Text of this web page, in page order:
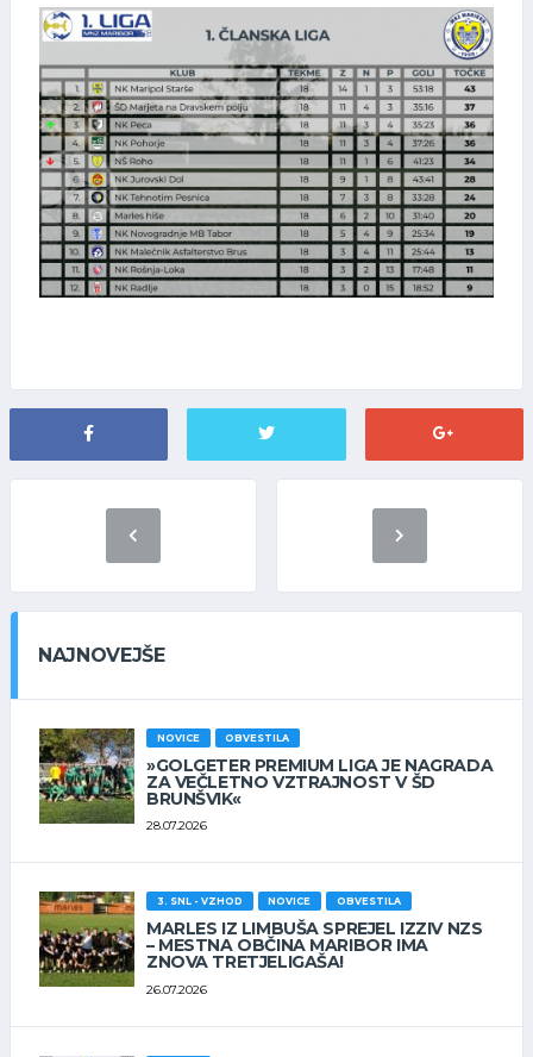
NAJNOVEJŠE
NOVICE OBVESTILA
»GOLGETER PREMIUM LIGA JE NAGRADA
ZA VEČLETNO VZTRAJNOST V ŠD
BRUNŠVIK«
28.07.2026
3. SNL - VZHOD NOVICE OBVESTILA
MARLES IZ LIMBUŠA SPREJEL IZZIV NZS
– MESTNA OBČINA MARIBOR IMA
ZNOVA TRETJELIGAŠA!
26.07.2026